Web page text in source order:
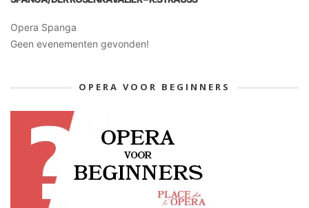
Opera Spanga
Geen evenementen gevonden!
OPERA VOOR BEGINNERS